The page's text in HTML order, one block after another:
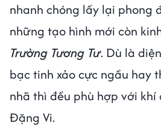
nhanh chóng lấy lại phong
những tạo hình mới còn
Trường Tương Tư. Dù là
bạc tinh xảo cực ngầu hay
nhã thì đều phù hợp với khí
Đặng Vi.